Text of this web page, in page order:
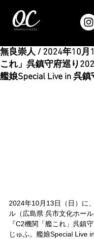
無良崇人 / 2024年10月
これ」呉鎮守府巡り
艦娘Special Live in 呉
2024年10月13日（日）に
ル（広島県 呉市文化ホール
『C2機関「艦これ」呉鎮
じゅふ。艦娘Special Live